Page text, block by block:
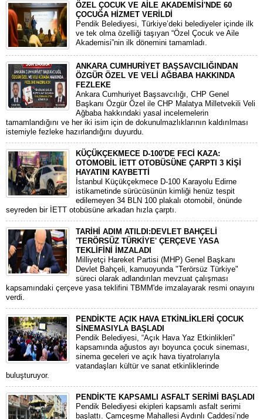
ÖZEL ÇOCUK VE AİLE AKADEMİSİ'NDE 60
ÇOCUĞA HİZMET VERİLDİ
Pendik Belediyesi, Türkiye’deki belediyeler içinde ilk
ve tek olma özelliği taşıyan “Özel Çocuk ve Aile
Akademisi”nin ilk dönemini tamamladı.
ANKARA CUMHURİYET BAŞSAVCILIĞINDAN
ÖZGÜR ÖZEL VE VELİ AĞBABA HAKKINDA
FEZLEKE
​Ankara Cumhuriyet Başsavcılığı, CHP Genel
Başkanı Özgür Özel ile CHP Malatya Milletvekili Veli
Ağbaba hakkındaki yasal incelemelerin
tamamlandığını ve her iki isim için de dokunulmazlıklarının kaldırılması
istemiyle fezleke hazırlandığını duyurdu.
KÜÇÜKÇEKMECE D-100'DE FECİ KAZA:
OTOMOBİL İETT OTOBÜSÜNE ÇARPTI 3 KİŞİ
HAYATINI KAYBETTİ
​İstanbul Küçükçekmece D-100 Karayolu Edirne
istikametinde sürücüsünün kimliği henüz tespit
edilemeyen 34 BLN 100 plakalı otomobil, önünde
seyreden bir İETT otobüsüne arkadan hızla çarptı.
TARİHİ ADIM ATILDI:DEVLET BAHÇELİ
'TERÖRSÜZ TÜRKİYE' ÇERÇEVE YASA
TEKLİFİNİ İMZALADI
​Milliyetçi Hareket Partisi (MHP) Genel Başkanı
Devlet Bahçeli, kamuoyunda "Terörsüz Türkiye"
süreci olarak adlandırılan mevzuat çalışması
kapsamındaki çerçeve yasa teklifini TBMM'de imzalayarak resmi onayını
verdi.
PENDİK'TE AÇIK HAVA ETKİNLİKLERİ ÇOCUK
SİNEMASIYLA BAŞLADI
Pendik Belediyesi, “Açık Hava Yaz Etkinlikleri”
kapsamında ağustos ayı boyunca çocuk sineması,
sinema geceleri ve açık hava tiyatrolarıyla
vatandaşları kültür ve sanat etkinliklerinde
buluşturuyor.
PENDİK'TE KAPSAMLI ASFALT SERİMİ BAŞLADI
Pendik Belediyesi ekipleri kapsamlı asfalt serimi
başlattı. Çamçeşme Mahallesi Aydınlı Caddesi’nde